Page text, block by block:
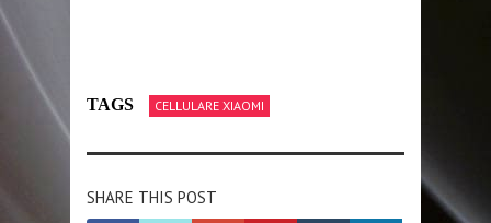
TAGS CELLULARE XIAOMI
SHARE THIS POST